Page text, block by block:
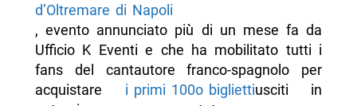
d’Oltremare di Napoli
, evento annunciato più di un mese fa da
Ufficio K Eventi e che ha mobilitato tutti i
fans del cantautore franco-spagnolo per
acquistare i primi 100o bigliettiusciti in